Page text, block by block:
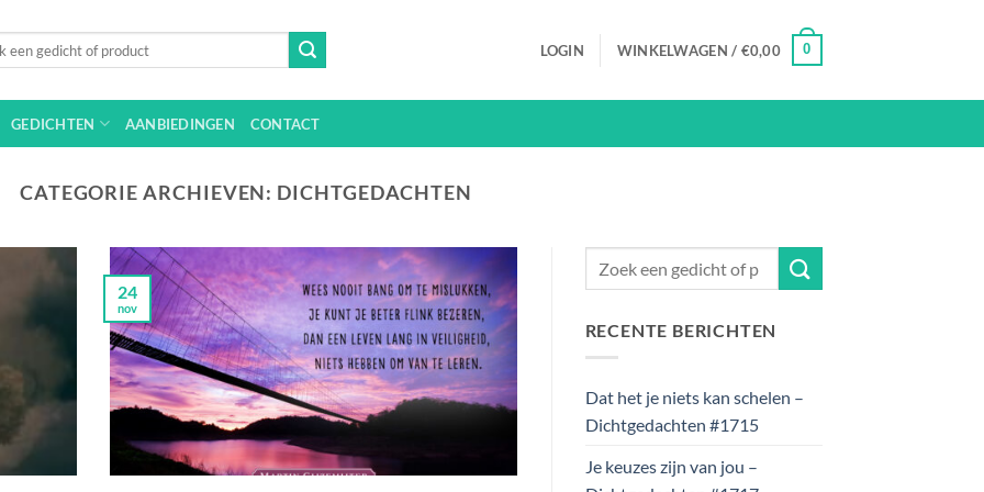
LOGIN WINKELWAGEN / €0,00 0
GEDICHTEN AANBIEDINGEN CONTACT
CATEGORIE ARCHIEVEN: DICHTGEDACHTEN
24
nov
RECENTE BERICHTEN
Dat het je niets kan schelen –
Dichtgedachten #1715
Je keuzes zijn van jou –